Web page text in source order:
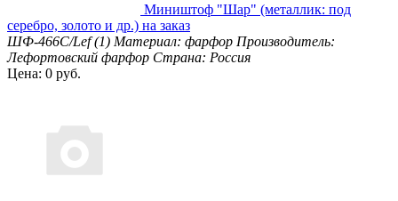
Миништоф "Шар" (металлик: под
серебро, золото и др.) на заказ
ШФ-466С/Lef (1) Материал: фарфор Производитель:
Лефортовский фарфор Страна: Россия
Цена: 0 руб.